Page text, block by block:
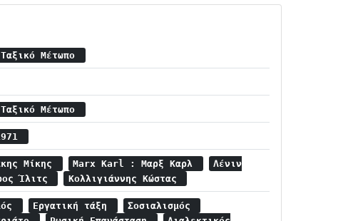
Μέτωπο
Μέτωπο
Μίκης Marx Karl : Μαρξ Καρλ
Λένιν
Ίλιτς
Κολλιγιάννης Κώστας
Εργατική τάξη
Σοσιαλισμός